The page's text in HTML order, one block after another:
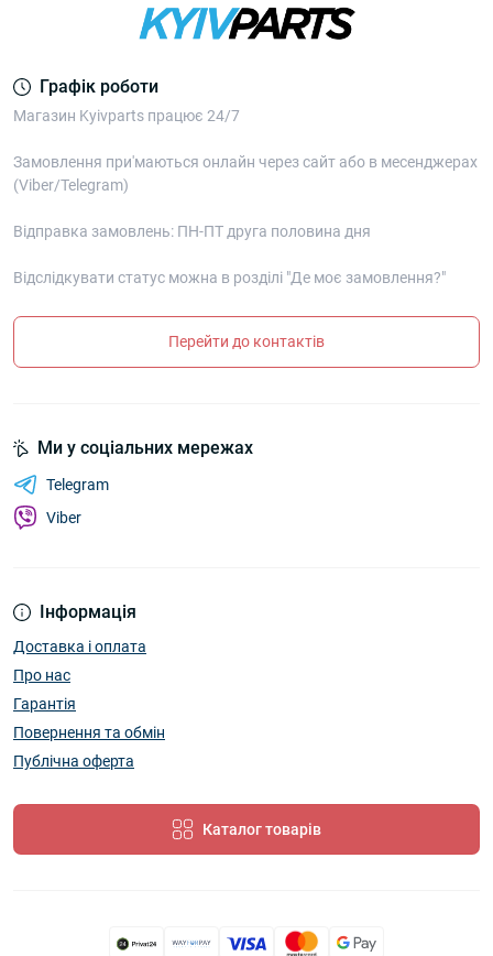
Графік роботи
Магазин Kyivparts працює 24/7
Замовлення при'маються онлайн через сайт або в месенджерах
(Viber/Telegram)
Відправка замовлень: ПН-ПТ друга половина дня
Відслідкувати статус можна в розділі "Де моє замовлення?"
Перейти до контактів
Інформація
Доставка і оплата
Про нас
Гарантія
Повернення та обмін
Публічна оферта
Каталог товарів
Ми у соціальних мережах
Telegram
Viber